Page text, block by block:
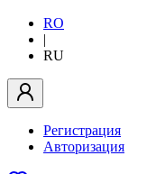
RO
|
RU
Регистрация
Авторизация